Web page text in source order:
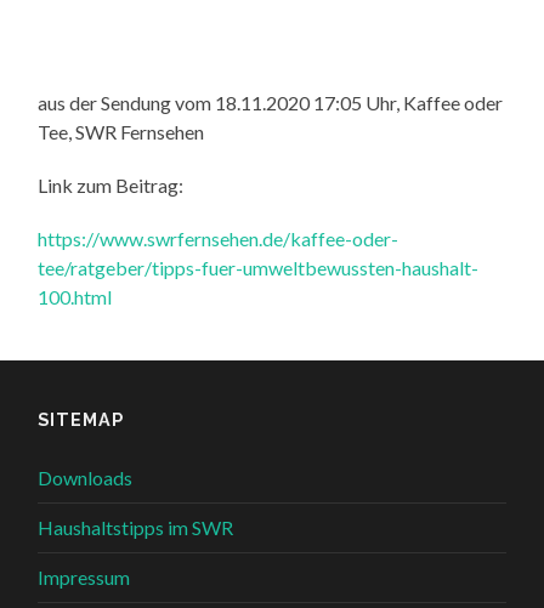
aus der Sendung vom 18.11.2020 17:05 Uhr, Kaffee oder
Tee, SWR Fernsehen
Link zum Beitrag:
https://www.swrfernsehen.de/kaffee-oder-
tee/ratgeber/tipps-fuer-umweltbewussten-haushalt-
100.html
SITEMAP
Downloads
Haushaltstipps im SWR
Impressum